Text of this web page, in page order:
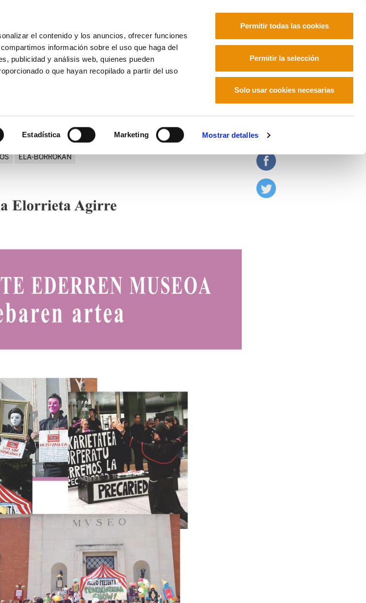
el contenido y los anuncios, ofrecer funciones
información sobre el uso que haga del
publicidad y análisis web, quienes pueden
o que hayan recopilado a partir del uso
Estadística Marketing Mostrar detalles
Permitir todas las cookies
Permitir la selección
Solo usar cookies necesarias
Bilbao: el arte de la huelga
ELA-BORROKAN